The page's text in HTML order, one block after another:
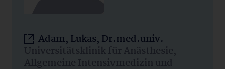
Adam, Lukas, Dr.med.univ.
Universitätsklinik für Anästhesie,
Allgemeine Intensivmedizin und